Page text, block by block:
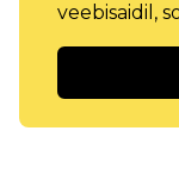
veebisaidil,